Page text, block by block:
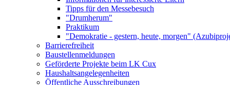
Tipps für den Messebesuch
"Drumherum"
Praktikum
"Demokratie - gestern, heute, morgen"
Barrierefreiheit
Baustellenmeldungen
Geförderte Projekte beim LK Cux
Haushaltsangelegenheiten
Öffentliche Ausschreibungen